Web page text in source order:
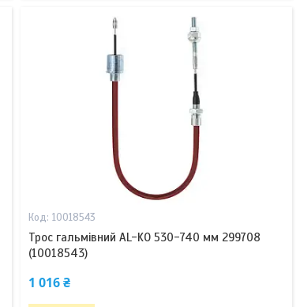
10018543
Трос гальмівний AL-KO 530-740 мм 299708
(10018543)
1 016 ₴